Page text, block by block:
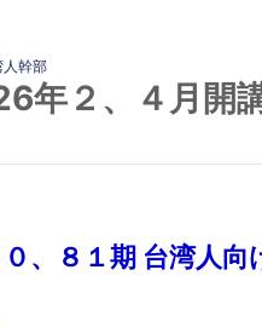
人幹部
年２、４月開
０、８１期 台湾人